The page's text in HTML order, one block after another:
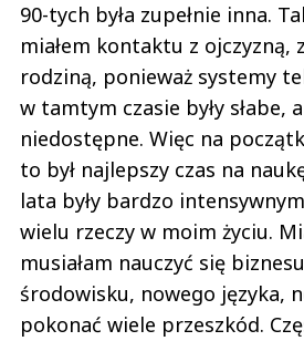
90-tych była zupełnie inna.
miałem kontaktu z ojczyzną,
rodziną, ponieważ systemy
w tamtym czasie były słabe,
niedostępne. Więc na
to był najlepszy czas na
lata były bardzo
wielu rzeczy w moim życiu.
musiałam nauczyć się
środowisku, nowego języka,
pokonać wiele przeszkód.